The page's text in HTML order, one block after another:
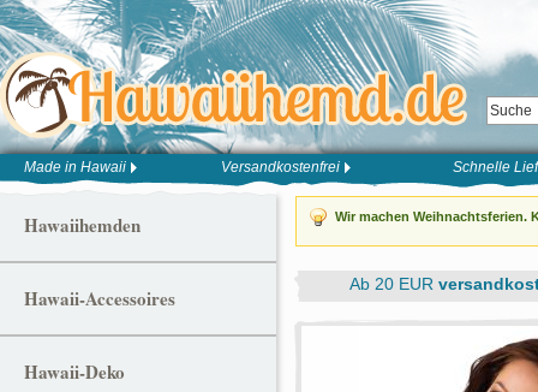
Made in Hawaii Versandkostenfrei Schnelle
Wir machen Weihnachtsferien.
Ab 20 EUR
Hawaiihemden
Hawaii-Accessoires
Hawaii-Deko